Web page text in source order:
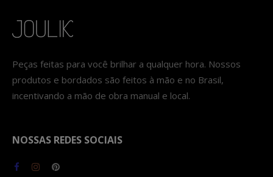
Peças feitas para você brilhar a qualquer hora. Nossos
produtos e bordados são feitos à mão e no Brasil,
incentivando a mão de obra manual e local.
NOSSAS REDES SOCIAIS